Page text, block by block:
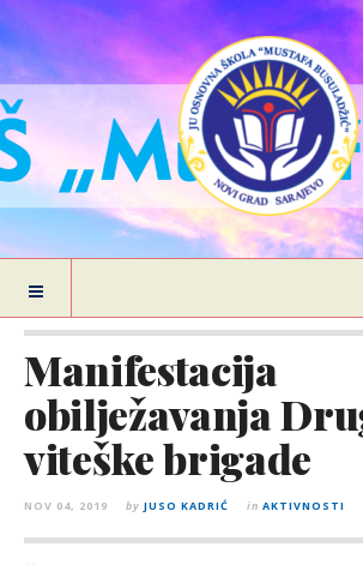
Manifestacija
obilježavanja
viteške brigade
NOV 04, 2019 by JUSO KADRIĆ in AKTIVNOSTI